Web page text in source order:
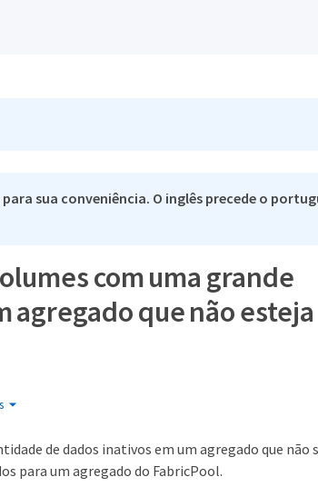
sua conveniência. O inglês precede o
com uma grande
agregado que não esteja
de dados inativos em um agregado que não
para um agregado do FabricPool.